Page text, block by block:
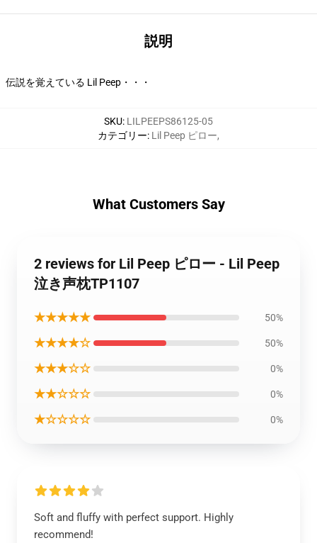
説明
伝説を覚えている Lil Peep・・・
SKU: LILPEEPS86125-05
カテゴリー: Lil Peep ピロー,
What Customers Say
2 reviews for Lil Peep ピロー - Lil Peep
泣き声枕TP1107
★★★★★ 50%
★★★★☆ 50%
★★★☆☆ 0%
★★☆☆☆ 0%
★☆☆☆☆ 0%
Soft and fluffy with perfect support. Highly
recommend!